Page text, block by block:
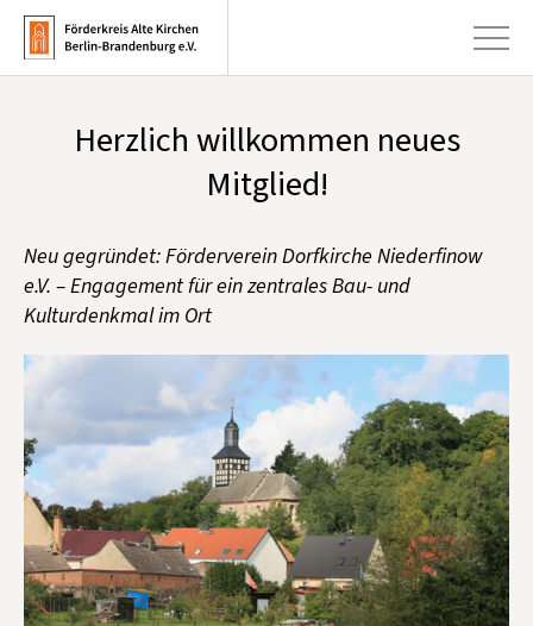
Infobrief abonnieren
Kontakt aufnehmen
Mitglied werden
Publikationen
Kunst & Kultur
Förderung & Spenden +
Über uns +
Herzlich willkommen neues
Mitglied!
Neu gegründet: Förderverein Dorfkirche Niederfinow
e.V. – Engagement für ein zentrales Bau- und
Kulturdenkmal im Ort